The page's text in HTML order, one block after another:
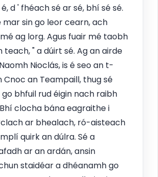
d ' fhéach sé ar sé, bhí sé sé.
mar sin go leor cearn, ach
ag lorg. Agus fuair mé taobh
teach, " a dúirt sé. Ag an airde
Nioclás, is é seo an t-
Cnoc an Teampaill, thug sé
bhfuil rud éigin nach raibh
clocha bána eagraithe i
ar bhealach, ró-aisteach
quirk an dúlra. Sé a
ar an ardán, ansin
staidéar a dhéanamh go